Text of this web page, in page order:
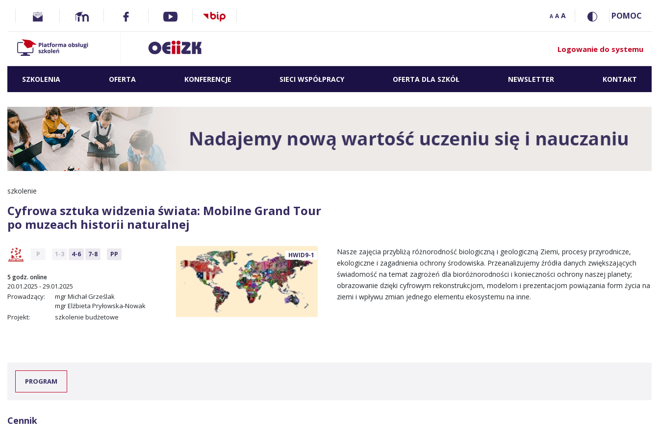
A A A POMOC
Logowanie do systemu
SZKOLENIA OFERTA KONFERENCJE SIECI WSPÓŁPRACY OFERTA DLA SZKÓŁ NEWSLETTER KONTAKT
szkolenie
Cyfrowa sztuka widzenia świata: Mobilne Grand Tour
po muzeach historii naturalnej
P 1-3 4-6 7-8 PP
5 godz. online
20.01.2025 - 29.01.2025
Prowadzący:
mgr Michał Grześlak
mgr Elżbieta Pryłowska-Nowak
Projekt:
szkolenie budżetowe
HWID9-1
Nasze zajęcia przybliżą różnorodność biologiczną i geologiczną Ziemi, procesy przyrodnicze,
ekologiczne i zagadnienia ochrony środowiska. Przeanalizujemy źródła danych zwiększających
świadomość na temat zagrożeń dla bioróżnorodności i konieczności ochrony naszej planety;
obrazowanie dzięki cyfrowym rekonstrukcjom, modelom i prezentacjom powiązania form życia na
ziemi i wpływu zmian jednego elementu ekosystemu na inne.
PROGRAM
Cennik